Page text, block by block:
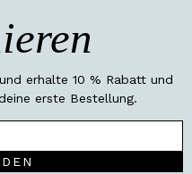
erhalte 10 % Rabatt und
erste Bestellung.